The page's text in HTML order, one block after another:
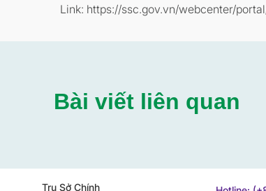
Link: https://ssc.gov.vn/webcenter/
Bài viết liên quan
Trụ Sở Chính